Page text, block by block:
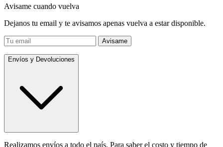
Avisame cuando vuelva
Dejanos tu email y te avisamos apenas vuelva a estar disponible.
Avisame
Envíos y Devoluciones
Realizamos envíos a todo el país. Para saber el costo y tiempo de